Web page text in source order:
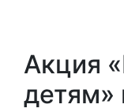
Акция
детям»